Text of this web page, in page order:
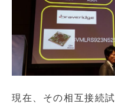
現在、その相互接続